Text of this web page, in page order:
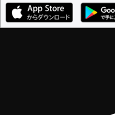
編集ガイドライン